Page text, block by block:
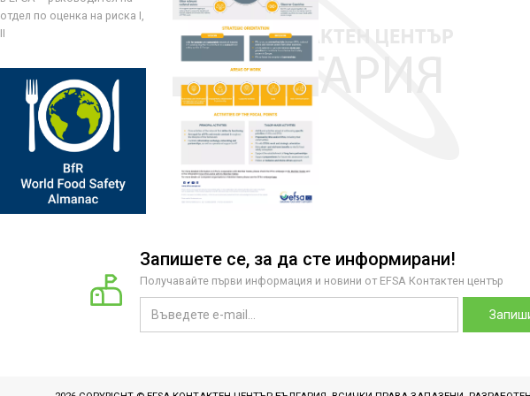
отдел по оценка на риска I,
II
Запишете се, за да сте информирани!
Получавайте първи информация и новини от EFSA Контактен център